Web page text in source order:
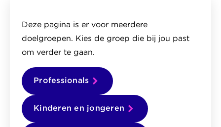
iedereen zich zoveel mogelijk aan de
afspraken houdt en de 1,5 meter afstand
tot anderen bewaart, kun je ook in
Margrite Kalverboer, de
Kinderombudsvrouw.
Als er gezondheidsrisico's zijn, kan dat eventueel
Deze pagina is er voor meerdere
doelgroepen. Kies de groep die bij jou past
om verder te gaan.
Professionals
Kinderen en jongeren